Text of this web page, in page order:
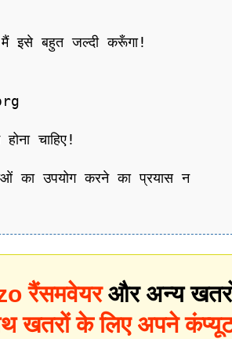
इसे बहुत जल्दी करूँगा!
चाहिए!
का उपयोग करने का प्रयास न
रैंसमवेयरऔर अन्य
खतरों के लिए अपने